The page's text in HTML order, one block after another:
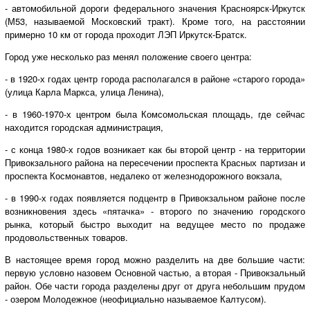
- автомобильной дороги федерального значения Красноярск-Иркутск
(М53, называемой Московский тракт). Кроме того, на расстоянии
примерно 10 км от города проходит ЛЭП Иркутск-Братск.
Город уже несколько раз менял положение своего центра:
- в 1920-х годах центр города располагался в районе «старого города»
(улица Карла Маркса, улица Ленина),
- в 1960-1970-х центром была Комсомольская площадь, где сейчас
находится городская администрация,
- с конца 1980-х годов возникает как бы второй центр - на территории
Привокзального района на пересечении проспекта Красных партизан и
проспекта Космонавтов, недалеко от железнодорожного вокзала,
- в 1990-х годах появляется подцентр в Привокзальном районе после
возникновения здесь «пятачка» - второго по значению городского
рынка, который быстро выходит на ведущее место по продаже
продовольственных товаров.
В настоящее время город можно разделить на две большие части:
первую условно назовем Основной частью, а вторая - Привокзальный
район. Обе части города разделены друг от друга небольшим прудом
- озером Молодежное (неофициально называемое Калтусом).